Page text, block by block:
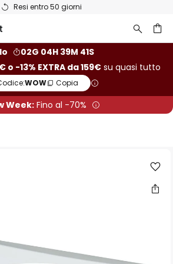
Resi entro 50 giorni
02G 04H 39M 40S
o -13% EXTRA da 159€ su quasi tutto
WOW Copia
Week: Fino al -70%